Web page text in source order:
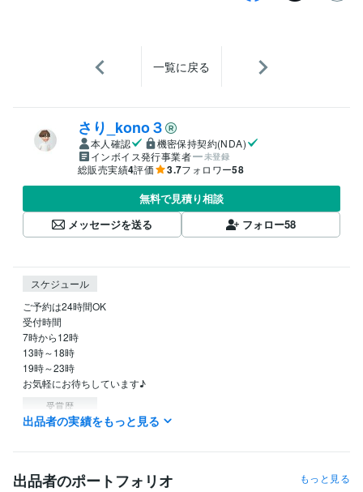
一覧に戻る
さり_kono３
本人確認
機密保持契約(NDA)
インボイス発行事業者
未登録
総販売実績4評価 3.7フォロワー58
無料で見積り相談
メッセージを送る
フォロー58
スケジュール
ご予約は24時間OK
受付時間
7時から12時
13時～18時
19時～23時
お気軽にお待ちしています♪
受賞歴
講談社　イラストレーション佳作
資格・検定
実務者研修 取得年 : 2017年
出品者の実績をもっと見る
出品者のポートフォリオ もっと見る